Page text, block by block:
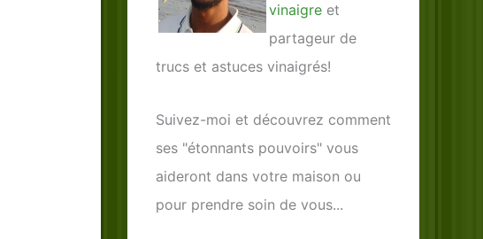
vinaigre et
partageur de
trucs et astuces vinaigrés!
Suivez-moi et découvrez comment
ses "étonnants pouvoirs" vous
aideront dans votre maison ou
pour prendre soin de vous...